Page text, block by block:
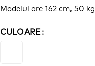
Modelul are 162 cm, 50 kg
CULOARE